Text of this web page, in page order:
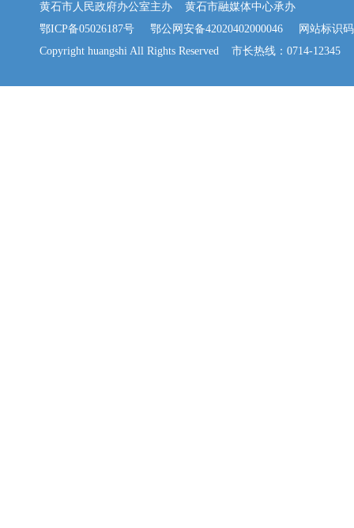
黄石市人民政府办公室主办 黄石市融媒体中心承办
鄂ICP备05026187号
鄂公网安备42020402000046 网站标识码
Copyright huangshi All Rights Reserved 市长热线：0714-12345